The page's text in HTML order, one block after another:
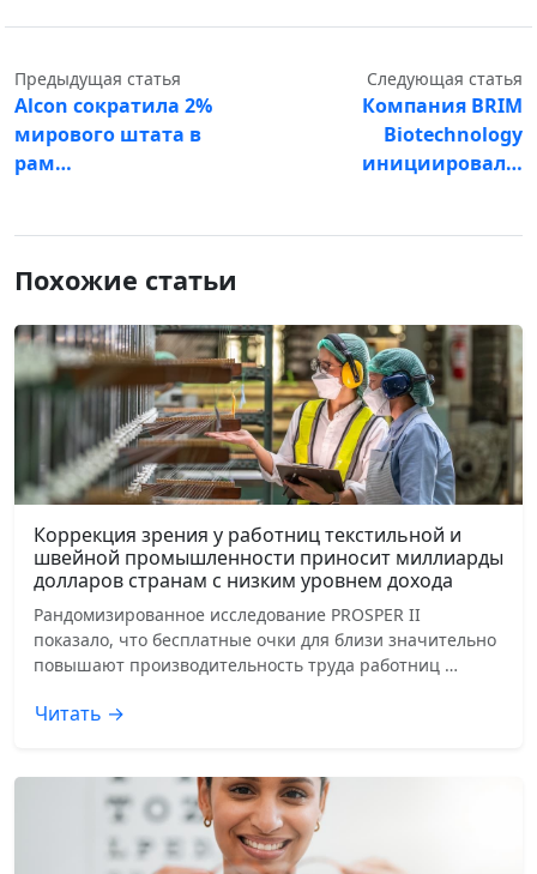
Предыдущая статья
Alcon сократила 2%
мирового штата в
рам…
Следующая статья
Компания BRIM
Biotechnology
инициировал…
Похожие статьи
Коррекция зрения у работниц текстильной и
швейной промышленности приносит миллиарды
долларов странам с низким уровнем дохода
Рандомизированное исследование PROSPER II
показало, что бесплатные очки для близи значительно
повышают производительность труда работниц …
Читать →